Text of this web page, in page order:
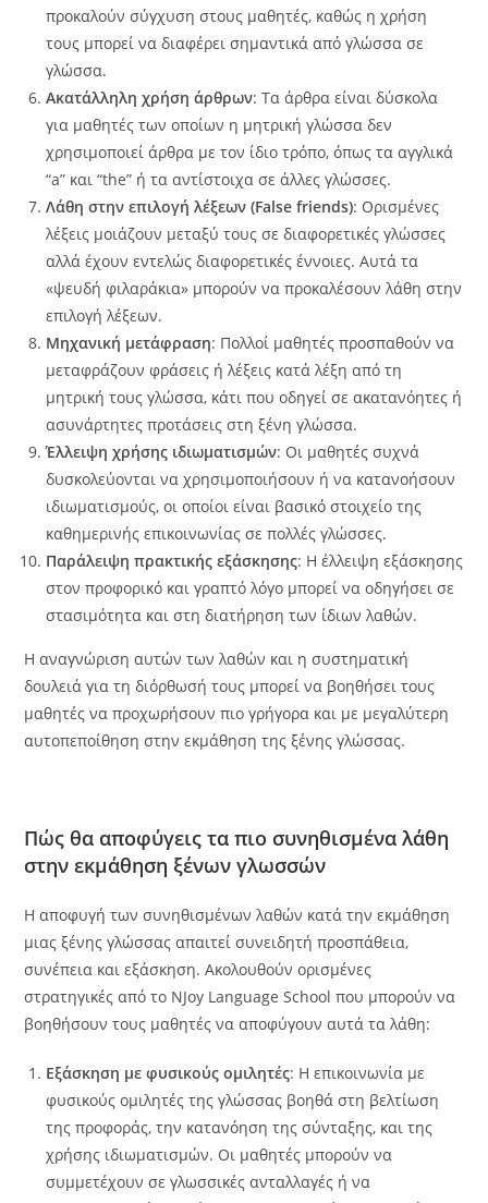
προκαλούν σύγχυση στους μαθητές, καθώς η χρήση
τους μπορεί να διαφέρει σημαντικά από γλώσσα σε
γλώσσα.
Ακατάλληλη χρήση άρθρων: Τα άρθρα είναι δύσκολα
για μαθητές των οποίων η μητρική γλώσσα δεν
χρησιμοποιεί άρθρα με τον ίδιο τρόπο, όπως τα αγγλικά
“a” και “the” ή τα αντίστοιχα σε άλλες γλώσσες.
Λάθη στην επιλογή λέξεων (False friends): Ορισμένες
λέξεις μοιάζουν μεταξύ τους σε διαφορετικές γλώσσες
αλλά έχουν εντελώς διαφορετικές έννοιες. Αυτά τα
«ψευδή φιλαράκια» μπορούν να προκαλέσουν λάθη στην
επιλογή λέξεων.
Μηχανική μετάφραση: Πολλοί μαθητές προσπαθούν να
μεταφράζουν φράσεις ή λέξεις κατά λέξη από τη
μητρική τους γλώσσα, κάτι που οδηγεί σε ακατανόητες ή
ασυνάρτητες προτάσεις στη ξένη γλώσσα.
Έλλειψη χρήσης ιδιωματισμών: Οι μαθητές συχνά
δυσκολεύονται να χρησιμοποιήσουν ή να κατανοήσουν
ιδιωματισμούς, οι οποίοι είναι βασικό στοιχείο της
καθημερινής επικοινωνίας σε πολλές γλώσσες.
Παράλειψη πρακτικής εξάσκησης: Η έλλειψη εξάσκησης
στον προφορικό και γραπτό λόγο μπορεί να οδηγήσει σε
στασιμότητα και στη διατήρηση των ίδιων λαθών.
Η αναγνώριση αυτών των λαθών και η συστηματική
δουλειά για τη διόρθωσή τους μπορεί να βοηθήσει τους
μαθητές να προχωρήσουν πιο γρήγορα και με μεγαλύτερη
αυτοπεποίθηση στην εκμάθηση της ξένης γλώσσας.
Πώς θα αποφύγεις τα πιο συνηθισμένα λάθη
στην εκμάθηση ξένων γλωσσών
Η αποφυγή των συνηθισμένων λαθών κατά την εκμάθηση
μιας ξένης γλώσσας απαιτεί συνειδητή προσπάθεια,
συνέπεια και εξάσκηση. Ακολουθούν ορισμένες
στρατηγικές από το NJoy Language School που μπορούν να
βοηθήσουν τους μαθητές να αποφύγουν αυτά τα λάθη:
Εξάσκηση με φυσικούς ομιλητές: Η επικοινωνία με
φυσικούς ομιλητές της γλώσσας βοηθά στη βελτίωση
της προφοράς, την κατανόηση της σύνταξης, και της
χρήσης ιδιωματισμών. Οι μαθητές μπορούν να
συμμετέχουν σε γλωσσικές ανταλλαγές ή να